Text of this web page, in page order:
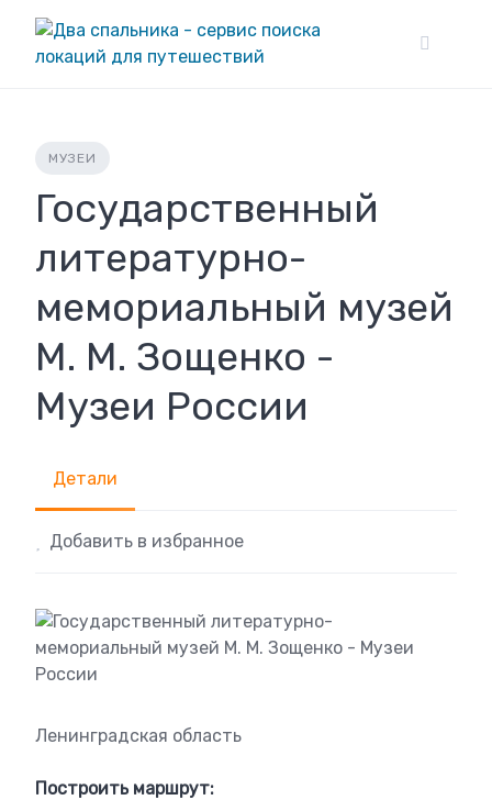
content
МУЗЕИ
Государственный
литературно-
мемориальный музей
М. М. Зощенко -
Музеи России
Детали
Добавить в избранное
Ленинградская область
Построить маршрут: